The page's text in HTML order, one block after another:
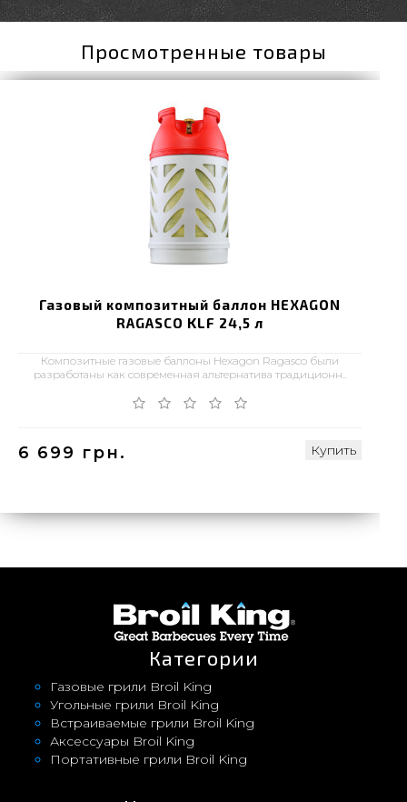
Просмотренные товары
Газовый композитный баллон HEXAGON
RAGASCO KLF 24,5 л
Композитные газовые баллоны Hexagon Ragasco были
разработаны как современная альтернатива традиционн..
6 699 грн. Купить
Категории
Газовые грили Broil King
Угольные грили Broil King
Встраиваемые грили Broil King
Аксессуары Broil King
Портативные грили Broil King